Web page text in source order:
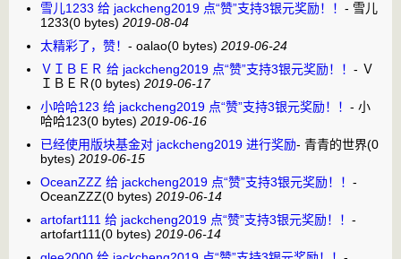
雪儿1233 给 jackcheng2019 点“赞”支持3银元奖励！！ - 雪儿
1233(0 bytes) 2019-08-04
太精彩了，赞！ - oalao(0 bytes) 2019-06-24
ＶＩＢＥＲ 给 jackcheng2019 点“赞”支持3银元奖励！！ - Ｖ
ＩＢＥＲ(0 bytes) 2019-06-17
小哈哈123 给 jackcheng2019 点“赞”支持3银元奖励！！ - 小
哈哈123(0 bytes) 2019-06-16
已经使用版块基金对 jackcheng2019 进行奖励- 青青的世界(0
bytes) 2019-06-15
OceanZZZ 给 jackcheng2019 点“赞”支持3银元奖励！！ -
OceanZZZ(0 bytes) 2019-06-14
artofart111 给 jackcheng2019 点“赞”支持3银元奖励！！ -
artofart111(0 bytes) 2019-06-14